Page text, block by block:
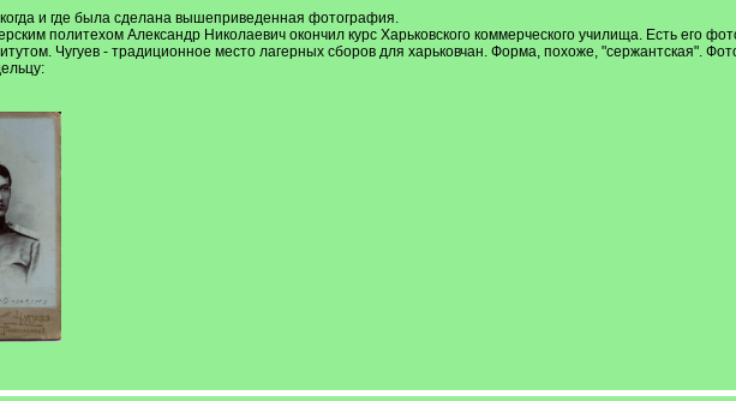
и где была сделана вышеприведенная фотография.
политехом Александр Николаевич окончил курс Харьковского коммерческого училища. Есть его
Чугуев - традиционное место лагерных сборов для харьковчан. Форма, похоже, "сержантская".